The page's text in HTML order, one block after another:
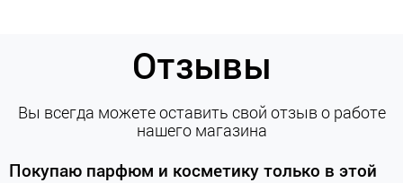
Отзывы
Вы всегда можете оставить свой отзыв о работе
нашего магазина
Покупаю парфюм и косметику только в этой